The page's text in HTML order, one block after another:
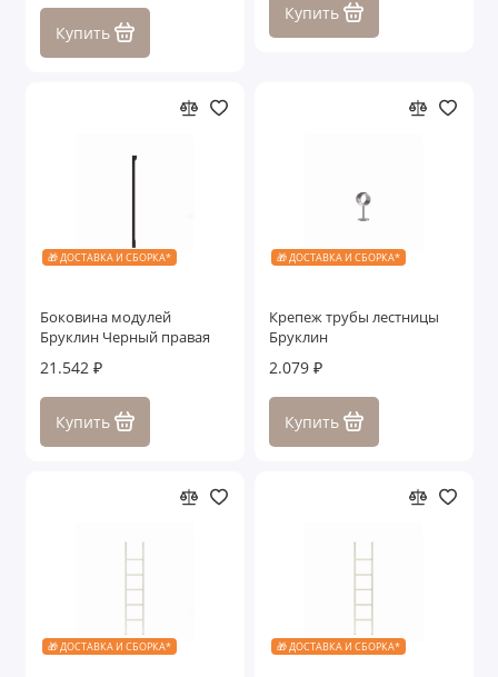
Купить
Купить
🎁 ДОСТАВКА И СБОРКА*
Боковина модулей
Бруклин Черный правая
21.542 ₽
Купить
🎁 ДОСТАВКА И СБОРКА*
Крепеж трубы лестницы
Бруклин
2.079 ₽
Купить
🎁 ДОСТАВКА И СБОРКА* 🎁 ДОСТАВКА И СБОРКА*